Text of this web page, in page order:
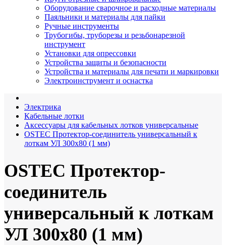
Оборудование сварочное и расходные материалы
Паяльники и материалы для пайки
Ручные инструменты
Трубогибы, труборезы и резьбонарезной
инструмент
Установки для опрессовки
Устройства защиты и безопасности
Устройства и материалы для печати и маркировки
Электроинструмент и оснастка
Электрика
Кабельные лотки
Аксессуары для кабельных лотков универсальные
OSTEC Протектор-соединитель универсальный к
лоткам УЛ 300х80 (1 мм)
OSTEC Протектор-
соединитель
универсальный к лоткам
УЛ 300х80 (1 мм)